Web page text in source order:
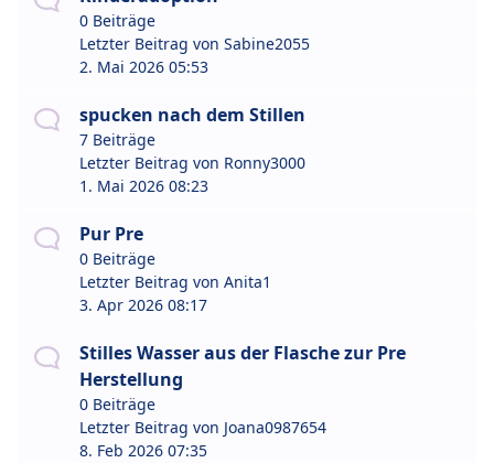
0 Beiträge
Letzter Beitrag von Sabine2055
2. Mai 2026 05:53
spucken nach dem Stillen
7 Beiträge
Letzter Beitrag von Ronny3000
1. Mai 2026 08:23
Pur Pre
0 Beiträge
Letzter Beitrag von Anita1
3. Apr 2026 08:17
Stilles Wasser aus der Flasche zur Pre
Herstellung
0 Beiträge
Letzter Beitrag von Joana0987654
8. Feb 2026 07:35